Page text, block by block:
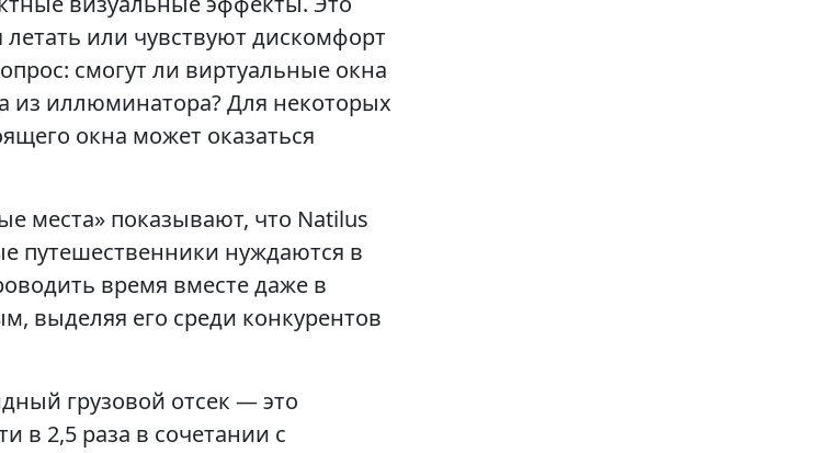
или чувствуют дискомфорт
смогут ли виртуальные окна
из иллюминатора? Для некоторых
окна может оказаться
места» показывают, что Natilus
путешественники нуждаются в
время вместе даже в
выделяя его среди конкурентов
грузовой отсек — это
в 2,5 раза в сочетании с